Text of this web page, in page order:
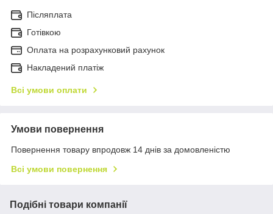
Післяплата
Готівкою
Оплата на розрахунковий рахунок
Накладений платіж
Всі умови оплати
Умови повернення
Повернення товару впродовж 14 днів за домовленістю
Всі умови повернення
Подібні товари компанії